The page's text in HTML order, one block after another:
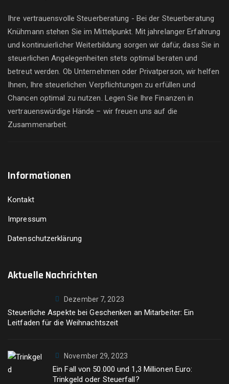
Ihre vertrauensvolle Steuerberatung - Bei der Steuerberatung
Knühmann stehen Sie im Mittelpunkt. Mit jahrelanger Erfahrung
und kontinuierlicher Weiterbildung sorgen wir dafür, dass Sie in
steuerlichen Angelegenheiten stets optimal beraten und
betreut werden. Ob Unternehmen oder Privatperson, wir helfen
Ihnen, Ihre steuerlichen Verpflichtungen zu erfüllen und
Chancen optimal zu nutzen. Legen Sie Ihre Finanzen in
vertrauenswürdige Hände – wir freuen uns auf die
Zusammenarbeit.
Informationen
Kontakt
Impressum
Datenschutzerklärung
Aktuelle Nachrichten
Dezember 7, 2023
Steuerliche Aspekte bei Geschenken an Mitarbeiter: Ein
Leitfaden für die Weihnachtszeit
November 29, 2023
Ein Fall von 50.000 und 1,3 Millionen Euro:
Trinkgeld oder Steuerfall?